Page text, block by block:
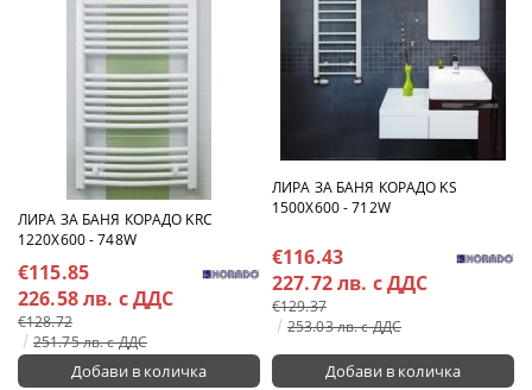
ЛИРА ЗА БАНЯ КОРАДО KRC
1220X600 - 748W
€115.85
226.58 лв. с ДДС
€128.72
251.75 лв. с ДДС
ЛИРА ЗА БАНЯ КОРАДО KS
1500X600 - 712W
€116.43
227.72 лв. с ДДС
€129.37
253.03 лв. с ДДС